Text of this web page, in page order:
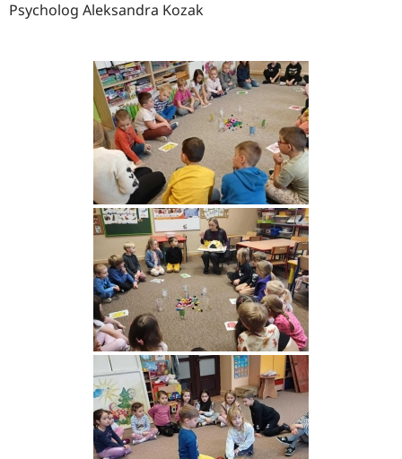
Psycholog Aleksandra Kozak